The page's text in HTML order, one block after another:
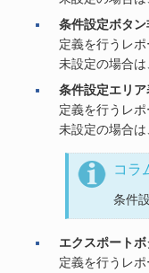
条件設定ボタ
定義を行うレ
未設定の場合は
条件設定エリ
定義を行うレ
未設定の場合は
コラ
条件
エクスポート
定義を行うレ